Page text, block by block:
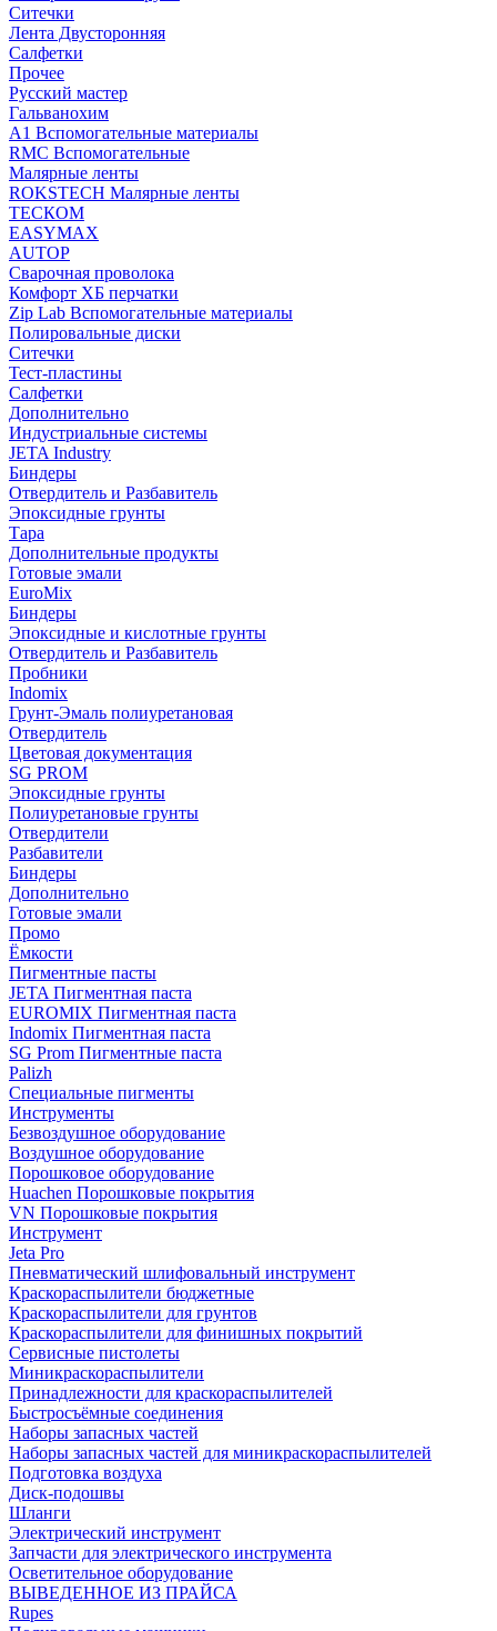
Ситечки
Лента Двусторонняя
Салфетки
Прочее
Русский мастер
Гальванохим
А1 Вспомогательные материалы
RMC Вспомогательные
Малярные ленты
ROKSTECH Малярные ленты
ТЕСКОМ
EASYMAX
AUTOP
Сварочная проволока
Комфорт ХБ перчатки
Zip Lab Вспомогательные материалы
Полировальные диски
Ситечки
Тест-пластины
Салфетки
Дополнительно
Индустриальные системы
JETA Industry
Биндеры
Отвердитель и Разбавитель
Эпоксидные грунты
Тара
Дополнительные продукты
Готовые эмали
EuroMix
Биндеры
Эпоксидные и кислотные грунты
Отвердитель и Разбавитель
Пробники
Indomix
Грунт-Эмаль полиуретановая
Отвердитель
Цветовая документация
SG PROM
Эпоксидные грунты
Полиуретановые грунты
Отвердители
Разбавители
Биндеры
Дополнительно
Готовые эмали
Промо
Ёмкости
Пигментные пасты
JETA Пигментная паста
EUROMIX Пигментная паста
Indomix Пигментная паста
SG Prom Пигментные паста
Palizh
Специальные пигменты
Инструменты
Безвоздушное оборудование
Воздушное оборудование
Порошковое оборудование
Huachen Порошковые покрытия
VN Порошковые покрытия
Инструмент
Jeta Pro
Пневматический шлифовальный инструмент
Краскораспылители бюджетные
Краскораспылители для грунтов
Краскораспылители для финишных покрытий
Сервисные пистолеты
Миникраскораспылители
Принадлежности для краскораспылителей
Быстросъёмные соединения
Наборы запасных частей
Наборы запасных частей для миникраскораспылителей
Подготовка воздуха
Диск-подошвы
Шланги
Электрический инструмент
Запчасти для электрического инструмента
Осветительное оборудование
ВЫВЕДЕННОЕ ИЗ ПРАЙСА
Rupes